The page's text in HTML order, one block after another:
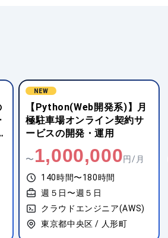
NEW
【クラウドエンジニア
(AWS)】教育事業会社向け
AWSシステム基盤の保守支
〜 820,000円/月
140時間〜180時間
週５日〜週５日
クラウドエンジニア(AWS)
大阪府大阪市北区 / 中之島